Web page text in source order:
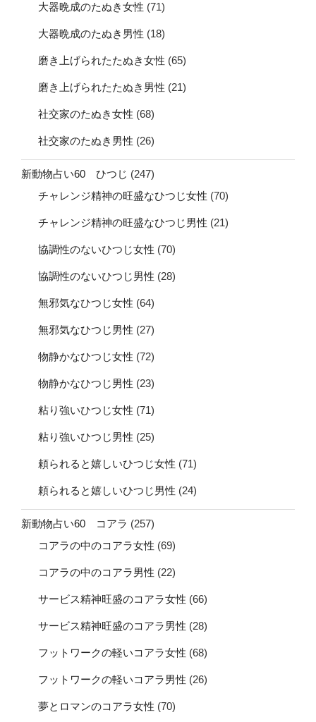
大器晩成のたぬき女性 (71)
大器晩成のたぬき男性 (18)
磨き上げられたたぬき女性 (65)
磨き上げられたたぬき男性 (21)
社交家のたぬき女性 (68)
社交家のたぬき男性 (26)
新動物占い60 ひつじ (247)
チャレンジ精神の旺盛なひつじ女性 (70)
チャレンジ精神の旺盛なひつじ男性 (21)
協調性のないひつじ女性 (70)
協調性のないひつじ男性 (28)
無邪気なひつじ女性 (64)
無邪気なひつじ男性 (27)
物静かなひつじ女性 (72)
物静かなひつじ男性 (23)
粘り強いひつじ女性 (71)
粘り強いひつじ男性 (25)
頼られると嬉しいひつじ女性 (71)
頼られると嬉しいひつじ男性 (24)
新動物占い60 コアラ (257)
コアラの中のコアラ女性 (69)
コアラの中のコアラ男性 (22)
サービス精神旺盛のコアラ女性 (66)
サービス精神旺盛のコアラ男性 (28)
フットワークの軽いコアラ女性 (68)
フットワークの軽いコアラ男性 (26)
夢とロマンのコアラ女性 (70)